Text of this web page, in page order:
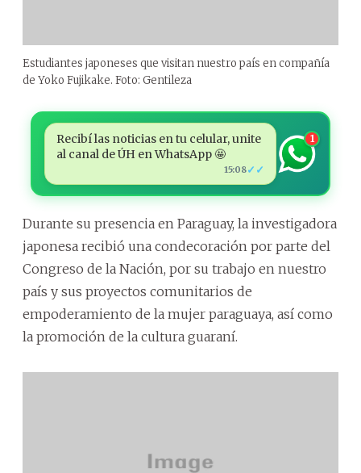
Estudiantes japoneses que visitan nuestro país en compañía
de Yoko Fujikake. Foto: Gentileza
Recibí las noticias en tu celular, unite
al canal de ÚH en WhatsApp 🤩
15:08✓✓
1
Durante su presencia en Paraguay, la investigadora
japonesa recibió una condecoración por parte del
Congreso de la Nación, por su trabajo en nuestro
país y sus proyectos comunitarios de
empoderamiento de la mujer paraguaya, así como
la promoción de la cultura guaraní.